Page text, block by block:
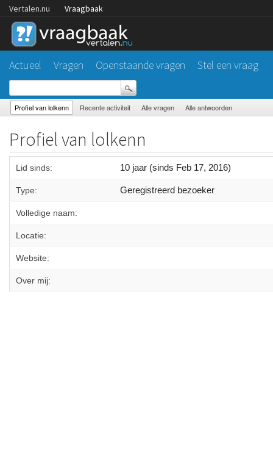
Vertalen.nu Vraagbaak
Actueel Vragen Openstaande vragen Stel een vraag
Profiel van lolkenn Recente activiteit Alle vragen Alle antwoorden
Profiel van lolkenn
Lid sinds: 10 jaar (sinds Feb 17, 2016)
Type: Geregistreerd bezoeker
Volledige naam:
Locatie:
Website:
Over mij: